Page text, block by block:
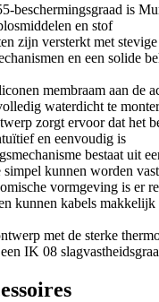
beschermingsgraad is
en stof
zijn versterkt met stevige
en een solide
membraam aan de
waterdicht te
zorgt ervoor dat het
en eenvoudig is
bestaat uit
simpel kunnen worden
vormgeving is er
kunnen kabels makkelijk
met de sterke
IK 08